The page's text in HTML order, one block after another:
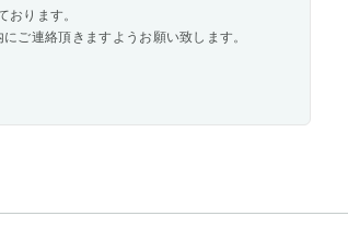
ります。
ご連絡頂きますようお願い致します。